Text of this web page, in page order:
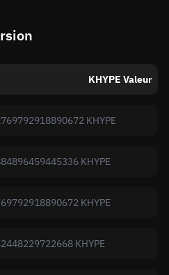
KHYPE Valeur
KHYPE
KHYPE
KHYPE
KHYPE